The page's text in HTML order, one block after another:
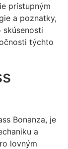
prístupným
a poznatky,
týchto
Bonanza, je
a
lovným